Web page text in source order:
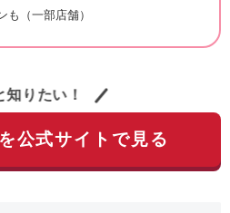
（一部店舗）
知りたい！
公式サイトで見る